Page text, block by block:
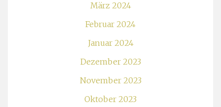
März 2024
Februar 2024
Januar 2024
Dezember 2023
November 2023
Oktober 2023